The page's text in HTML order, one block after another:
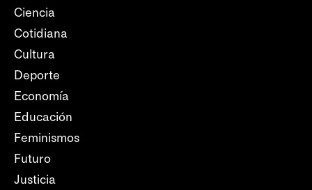
Ciencia
Cotidiana
Cultura
Deporte
Economía
Educación
Feminismos
Futuro
Justicia